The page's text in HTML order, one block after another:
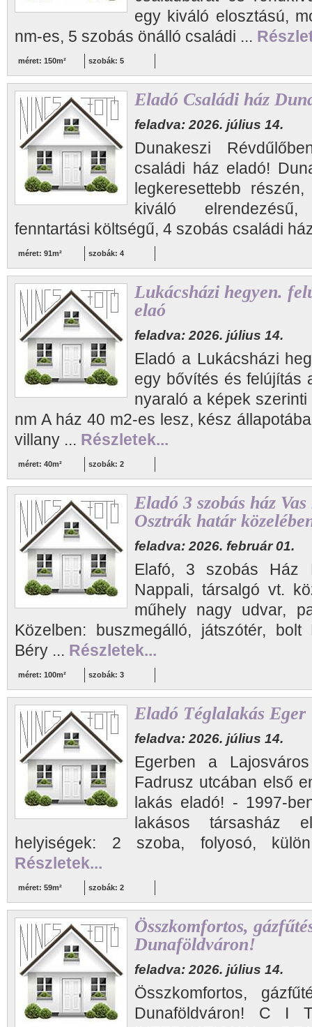
egy kiváló elosztású,
nm-es, 5 szobás önálló családi ...
méret: 150m² szobák: 5
Eladó Családi ház
feladva: 2026. július 14.
Dunakeszi
családi ház eladó!
legkeresettebb
kiváló
fenntartási költségű, 4 szobás családi
méret: 91m² szobák: 4
Lukácsházi hegyen.
elaó
feladva: 2026. július 14.
Eladó a Lukácsházi
egy bővítés és felújítás
nyaraló a képek szerinti
nm A ház 40 m2-es lesz, kész
villany ... Részletek...
méret: 40m² szobák: 2
Eladó 3 szobás ház
Osztrák határ
feladva: 2026. február 01.
Elafó, 3 szobás Ház
Nappali, társalgó vt.
műhely nagy udvar,
Közelben: buszmegálló, játszótér,
Béry ... Részletek...
méret: 100m² szobák: 3
Eladó Téglalakás Eger
feladva: 2026. július 14.
Egerben a
Fadrusz utcában első
lakás eladó! - 1997-
lakásos társasház
helyiségek: 2 szoba, folyosó,
Részletek...
méret: 59m² szobák: 2
Összkomfortos,
Dunaföldváron!
feladva: 2026. július 14.
Összkomfortos,
Dunaföldváron!